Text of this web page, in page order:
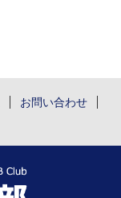
お問い合わせ